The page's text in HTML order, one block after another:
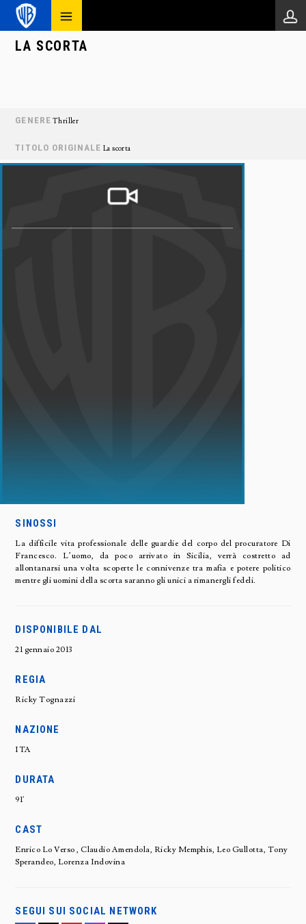
LA SCORTA
GENERE Thriller
TITOLO ORIGINALE La scorta
SINOSSI
La difficile vita professionale delle guardie del corpo del procuratore Di
Francesco. L’uomo, da poco arrivato in Sicilia, verrà costretto ad
allontanarsi una volta scoperte le connivenze tra mafia e potere politico
mentre gli uomini della scorta saranno gli unici a rimanergli fedeli.
DISPONIBILE DAL
21 gennaio 2013
REGIA
Ricky Tognazzi
NAZIONE
ITA
DURATA
91'
CAST
Enrico Lo Verso , Claudio Amendola, Ricky Memphis, Leo Gullotta, Tony
Sperandeo, Lorenza Indovina
SEGUI SUI SOCIAL NETWORK